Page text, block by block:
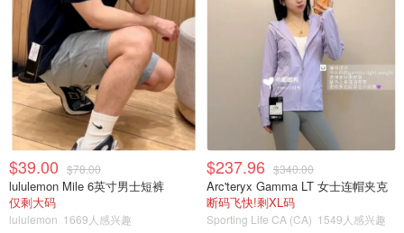
$39.00 $78.00
lululemon Mile 6英寸男士短裤
仅剩大码
lululemon 1669人感兴趣
$237.96 $340.00
Arc'teryx Gamma LT 女士连帽夹克
断码飞快!剩XL码
Sporting Life CA (CA) 1549人感兴趣